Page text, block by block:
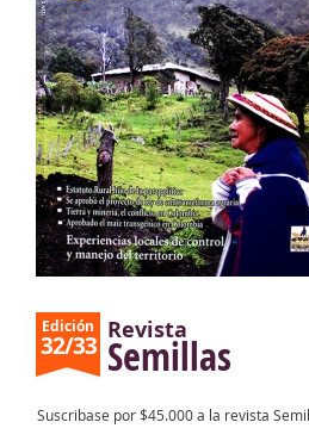
Edición
32/33
Revista
Semillas
Suscribase por $45.000 a la revista